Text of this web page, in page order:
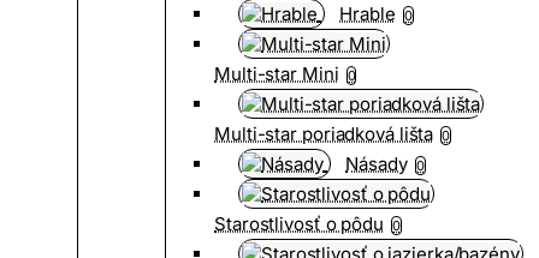
Hrable 0
Multi-star Mini 0
Multi-star poriadková lišta 0
Násady 0
Starostlivosť o pôdu 0